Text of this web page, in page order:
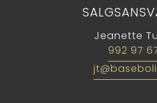
Jeanette
992 97